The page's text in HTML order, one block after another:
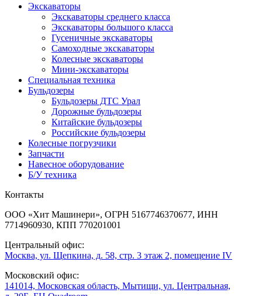
Экскаваторы
Экскаваторы среднего класса
Экскаваторы большого класса
Гусеничные экскаваторы
Самоходные экскаваторы
Колесные экскаваторы
Мини-экскаваторы
Специальная техника
Бульдозеры
Бульдозеры ДТС Урал
Дорожные бульдозеры
Китайские бульдозеры
Российские бульдозеры
Колесные погрузчики
Запчасти
Навесное оборудование
Б/У техника
Контакты
ООО «Хит Машинери», ОГРН 5167746370677, ИНН
7714960930, КПП 770201001
Центральный офис:
Москва, ул. Щепкина, д. 58, стр. 3 этаж 2, помещение IV
Московский офис:
141014, Московская область, Мытищи, ул. Центральная,